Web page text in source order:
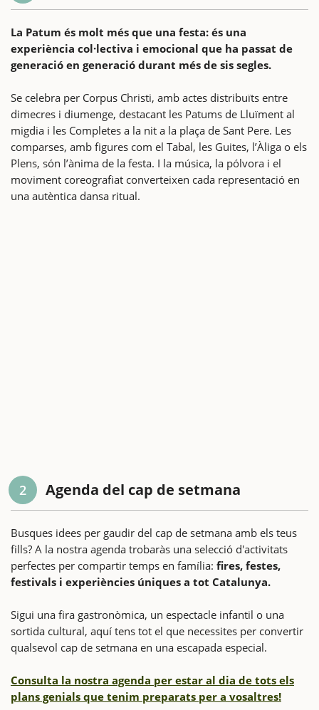
La Patum és molt més que una festa: és una
experiència col·lectiva i emocional que ha passat de
generació en generació durant més de sis segles.
Se celebra per Corpus Christi, amb actes distribuïts entre
dimecres i diumenge, destacant les Patums de Lluïment al
migdia i les Completes a la nit a la plaça de Sant Pere. Les
comparses, amb figures com el Tabal, les Guites, l’Àliga o els
Plens, són l’ànima de la festa. I la música, la pólvora i el
moviment coreografiat converteixen cada representació en
una autèntica dansa ritual.
2 Agenda del cap de setmana
Busques idees per gaudir del cap de setmana amb els teus
fills? A la nostra agenda trobaràs una selecció d'activitats
perfectes per compartir temps en família: fires, festes,
festivals i experiències úniques a tot Catalunya.
Sigui una fira gastronòmica, un espectacle infantil o una
sortida cultural, aquí tens tot el que necessites per convertir
qualsevol cap de setmana en una escapada especial.
Consulta la nostra agenda per estar al dia de tots els
plans genials que tenim preparats per a vosaltres!